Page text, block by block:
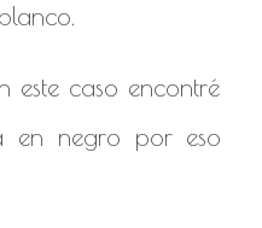
este caso encontré
en negro por eso